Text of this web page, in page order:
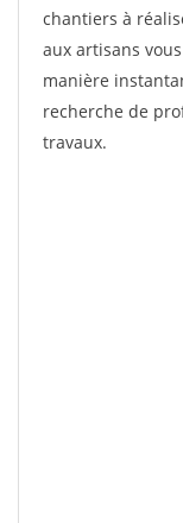
chantiers à
aux artisans
manière
recherche de
travaux.